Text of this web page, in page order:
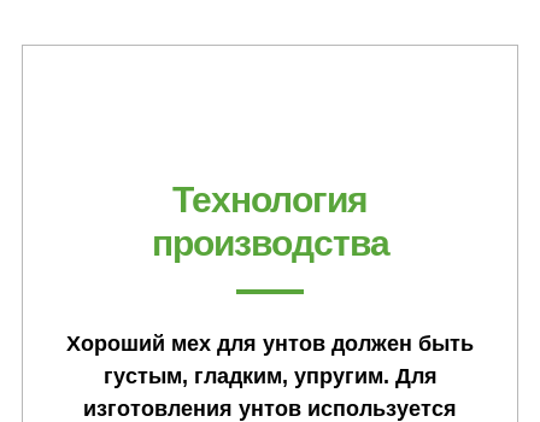
Технология
производства
Хороший мех для унтов должен быть
густым, гладким, упругим. Для
изготовления унтов используется